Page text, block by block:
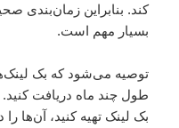
کند. بنابراین زمان‌بندی
بسیار مهم است.
توصیه می‌شود که بک